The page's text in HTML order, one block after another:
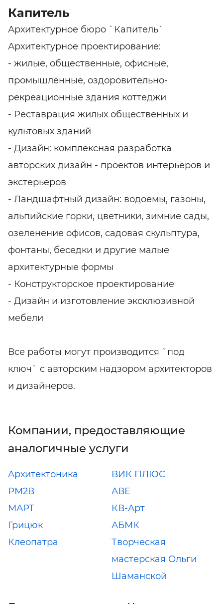
Капитель
Архитектурное бюро `Капитель`
Архитектурное проектирование:
- жилые, общественные, офисные,
промышленные, оздоровительно-
рекреационные здания коттеджи
- Реставрация жилых общественных и
культовых зданий
- Дизайн: комплексная разработка
авторских дизайн - проектов интерьеров и
экстерьеров
- Ландшафтный дизайн: водоемы, газоны,
альпийские горки, цветники, зимние сады,
озеленение офисов, садовая скульптура,
фонтаны, беседки и другие малые
архитектурные формы
- Конструкторское проектирование
- Дизайн и изготовление эксклюзивной
мебели
Все работы могут производится `под
ключ` с авторским надзором архитекторов
и дизайнеров.
Компании, предоставляющие
аналогичные услуги
Архитектоника
ВИК ПЛЮС
РМ2В
АВЕ
МАРТ
КВ-Арт
Грицюк
АБМК
Клеопатра
Творческая
мастерская Ольги
Шаманской